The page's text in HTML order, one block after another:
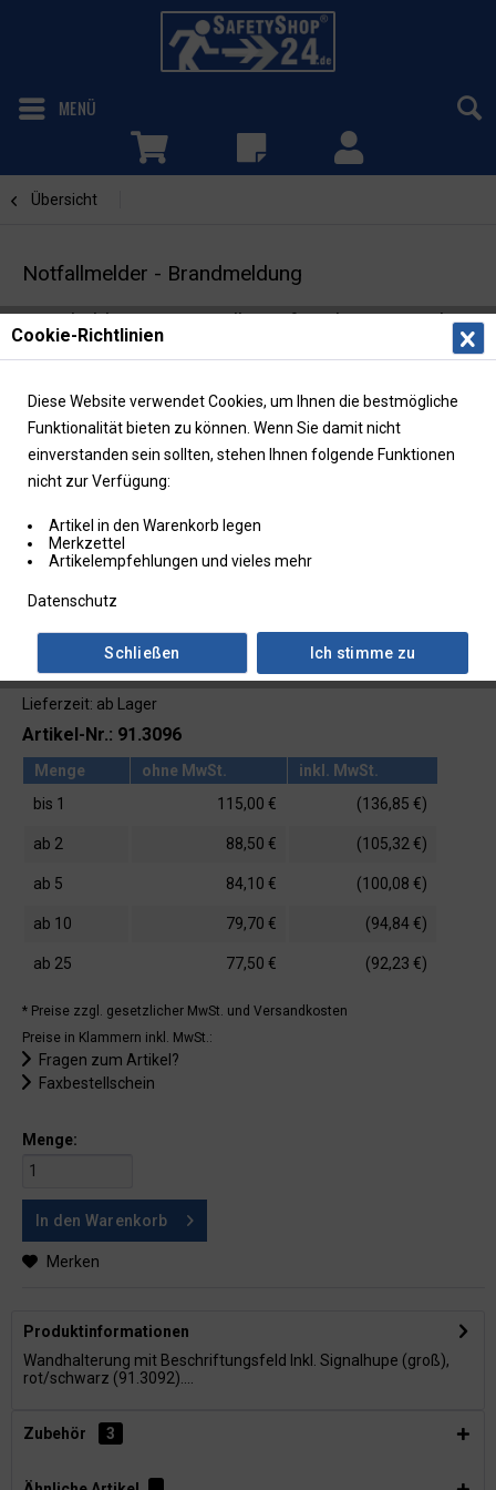
MENÜ
Übersicht
Notfallmelder - Brandmeldung
Wandtableau mit Signalhupe für Alarmierung bei
Brandalarm | Alarmierung mit Atemluft
Lieferzeit: ab Lager
Artikel-Nr.: 91.3096
Menge ohne MwSt.
inkl. MwSt.
bis 1 115,00 € (136,85 €)
ab 2 88,50 € (105,32 €)
ab 5 84,10 € (100,08 €)
ab 10 79,70 € (94,84 €)
ab 25 77,50 € (92,23 €)
* Preise zzgl. gesetzlicher MwSt. und Versandkosten
Preise in Klammern inkl. MwSt.:
Fragen zum Artikel?
Faxbestellschein
Menge:
In den Warenkorb
Merken
Produktinformationen
Wandhalterung mit Beschriftungsfeld Inkl. Signalhupe (groß),
rot/schwarz (91.3092)....
Zubehör 3
Cookie-Richtlinien
Diese Website verwendet Cookies, um Ihnen die bestmögliche
Funktionalität bieten zu können. Wenn Sie damit nicht
einverstanden sein sollten, stehen Ihnen folgende Funktionen
nicht zur Verfügung:
Artikel in den Warenkorb legen
Merkzettel
Artikelempfehlungen und vieles mehr
Datenschutz
Ich stimme zu
Schließen